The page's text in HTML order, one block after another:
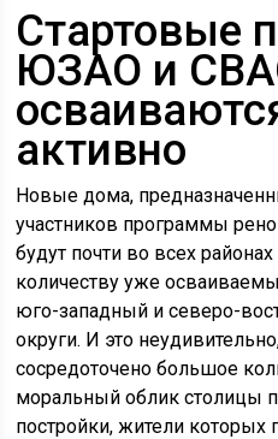
Стартовые
ЮЗАО и
активно
Новые дома,
участников программы
будут почти во всех
количеству уже
юго-западный и северо-
округи. И это
сосредоточено большое
моральный облик столицы
постройки, жители которых